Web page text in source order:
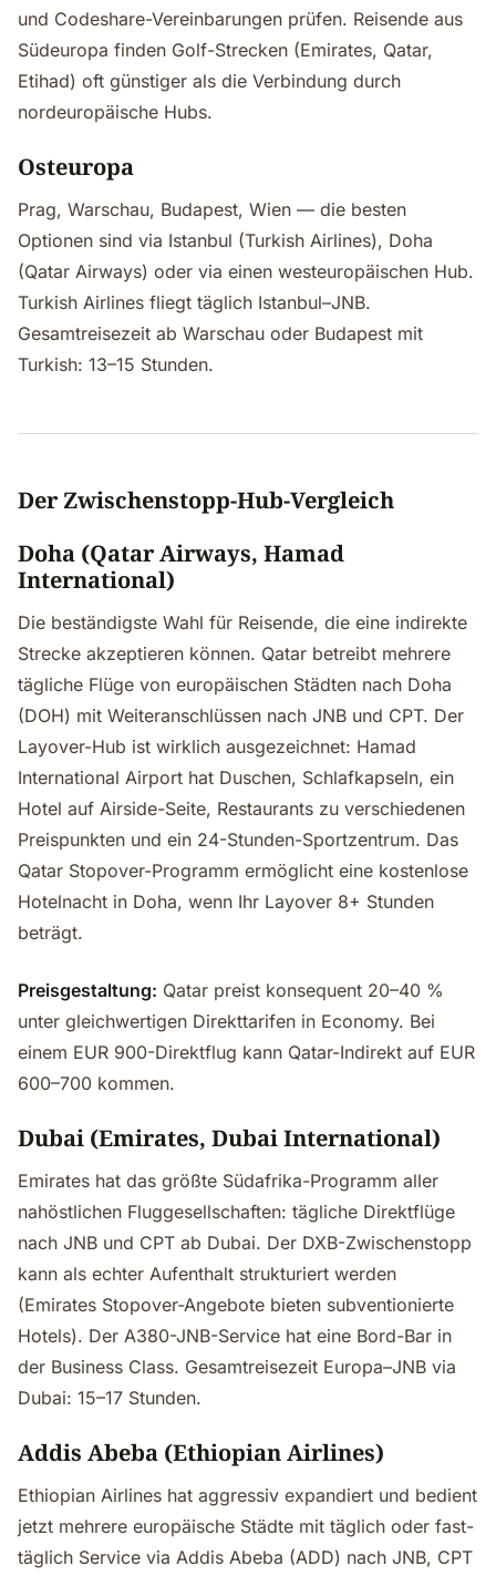
und Codeshare-Vereinbarungen prüfen. Reisende aus
Südeuropa finden Golf-Strecken (Emirates, Qatar,
Etihad) oft günstiger als die Verbindung durch
nordeuropäische Hubs.
Osteuropa
Prag, Warschau, Budapest, Wien — die besten
Optionen sind via Istanbul (Turkish Airlines), Doha
(Qatar Airways) oder via einen westeuropäischen Hub.
Turkish Airlines fliegt täglich Istanbul–JNB.
Gesamtreisezeit ab Warschau oder Budapest mit
Turkish: 13–15 Stunden.
Der Zwischenstopp-Hub-Vergleich
Doha (Qatar Airways, Hamad
International)
Die beständigste Wahl für Reisende, die eine indirekte
Strecke akzeptieren können. Qatar betreibt mehrere
tägliche Flüge von europäischen Städten nach Doha
(DOH) mit Weiteranschlüssen nach JNB und CPT. Der
Layover-Hub ist wirklich ausgezeichnet: Hamad
International Airport hat Duschen, Schlafkapseln, ein
Hotel auf Airside-Seite, Restaurants zu verschiedenen
Preispunkten und ein 24-Stunden-Sportzentrum. Das
Qatar Stopover-Programm ermöglicht eine kostenlose
Hotelnacht in Doha, wenn Ihr Layover 8+ Stunden
beträgt.
Preisgestaltung: Qatar preist konsequent 20–40 %
unter gleichwertigen Direkttarifen in Economy. Bei
einem EUR 900-Direktflug kann Qatar-Indirekt auf EUR
600–700 kommen.
Dubai (Emirates, Dubai International)
Emirates hat das größte Südafrika-Programm aller
nahöstlichen Fluggesellschaften: tägliche Direktflüge
nach JNB und CPT ab Dubai. Der DXB-Zwischenstopp
kann als echter Aufenthalt strukturiert werden
(Emirates Stopover-Angebote bieten subventionierte
Hotels). Der A380-JNB-Service hat eine Bord-Bar in
der Business Class. Gesamtreisezeit Europa–JNB via
Dubai: 15–17 Stunden.
Addis Abeba (Ethiopian Airlines)
Ethiopian Airlines hat aggressiv expandiert und bedient
jetzt mehrere europäische Städte mit täglich oder fast-
täglich Service via Addis Abeba (ADD) nach JNB, CPT